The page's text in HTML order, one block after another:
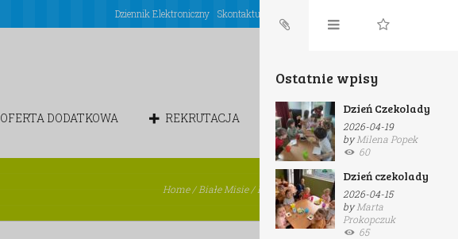
Dziennik Elektroniczny Skontaktuj się z nami
OFERTA DODATKOWA REKRUTACJA CHÓREK
Home/Białe Misie/Pasowanie Białych Misiów
Ostatnie wpisy
Dzień Czekolady
2026-04-19
byMilena Popek
60
Dzień czekolady
2026-04-15
byMarta
Prokopczuk
65